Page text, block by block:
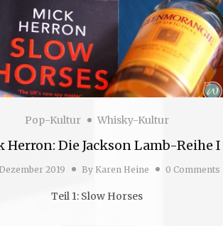
Pop-Kultur Whisky-Kultur
Herron: Die Jackson Lamb-Reihe I
2019 By Karen Heine 0 Comments
Teil 1: Slow Horses